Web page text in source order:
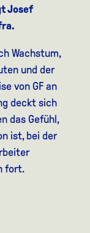
Josef
Wachstum,
und der
von GF an
deckt sich
das Gefühl,
ist, bei der
fort.